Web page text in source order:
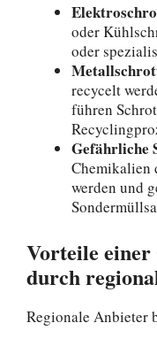
oder
oder
recycelt
führen
Gefährliche
Chemikalien
werden und
Vorteile einer
durch
Regionale Anbieter